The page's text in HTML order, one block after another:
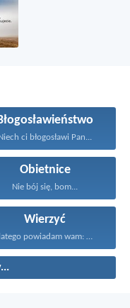
Niech ci błogosławi Pan...
Obietnice
Nie bój się, bom...
Wierzyć
Dlatego powiadam wam: Wszystko...